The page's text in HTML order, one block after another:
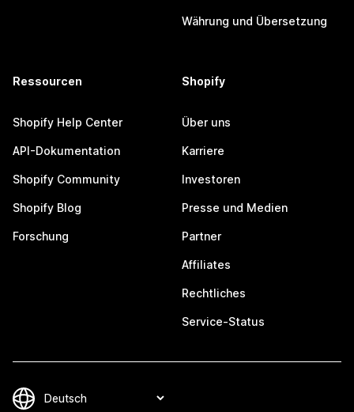
Währung und Übersetzung
Ressourcen
Shopify Help Center
API-Dokumentation
Shopify Community
Shopify Blog
Forschung
Shopify
Über uns
Karriere
Investoren
Presse und Medien
Partner
Affiliates
Rechtliches
Service-Status